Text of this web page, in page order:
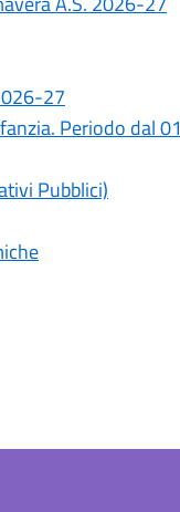
27
Periodo dal
Pubblici)